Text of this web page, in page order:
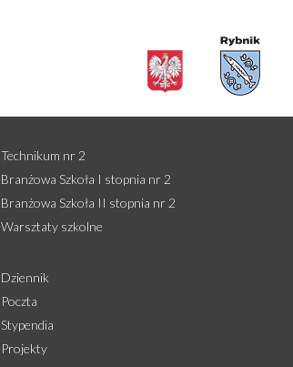
Technikum nr 2
Branżowa Szkoła I stopnia nr 2
Branżowa Szkoła II stopnia nr 2
Warsztaty szkolne
Dziennik
Poczta
Stypendia
Projekty